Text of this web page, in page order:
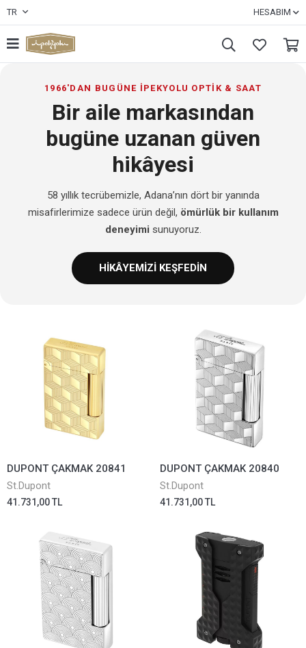
TR HESABIM
1966'DAN BUGÜNE İPEKYOLU OPTİK & SAAT
Bir aile markasından
bugüne uzanan güven
hikâyesi
58 yıllık tecrübemizle, Adana’nın dört bir yanında
misafirlerimize sadece ürün değil, ömürlük bir kullanım
deneyimi sunuyoruz.
HİKÂYEMİZİ KEŞFEDİN
DUPONT ÇAKMAK 20841
St.Dupont
41.731,00 TL
DUPONT ÇAKMAK 20840
St.Dupont
41.731,00 TL